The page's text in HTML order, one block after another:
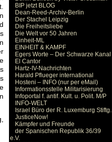
BIP jetzt BLOG
Dean-Reed-Archiv-Berlin
Der Stachel Leipzig
Die Freiheitsliebe
Die Welt vor 50 Jahren
Einheit-ML
EINHEIT & KAMPF
Egers Worte – Der Schwarze Kanal
El Cantor
Hartz-IV-Nachrichten
Harald Pflueger international
Hosteni – INFO (nur per eMail)
Informationsstelle Militarisierung
Infoportal f. antif. Kult. u. Polit. M/P
INFO-WELT
Israel Büro der R. Luxemburg Stiftg.
JusticeNow!
Kämpfer und Freunde
der Spanischen Republik 36/39
e.V.